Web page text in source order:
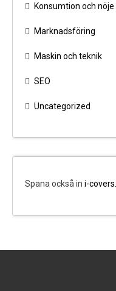
Konsumtion och nöje
Marknadsföring
Maskin och teknik
SEO
Uncategorized
Spana också in i-